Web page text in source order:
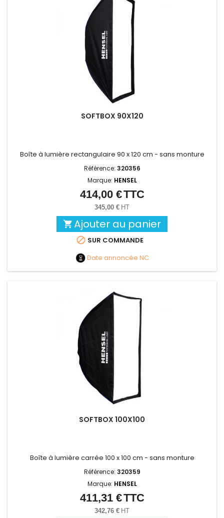
SOFTBOX 90X120
Boîte à lumière rectangulaire 90 x 120 cm - sans monture
Référence: 320356
Marque: HENSEL
Prix
414,00 €TTC
345,00 € HT
 Ajouter au panier
 SUR COMMANDE
Date annoncée NC
SOFTBOX 100X100
Boîte à lumière carrée 100 x 100 cm - sans monture
Référence: 320359
Marque: HENSEL
Prix
411,31 €TTC
342,76 € HT